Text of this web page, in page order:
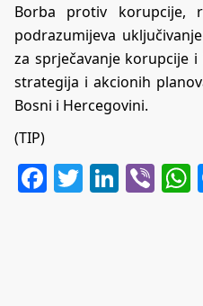
Borba protiv korupcije,
podrazumijeva
za sprječavanje korupcije
strategija i akcionih
Bosni i Hercegovini.
(TIP)
Facebook
Twitter